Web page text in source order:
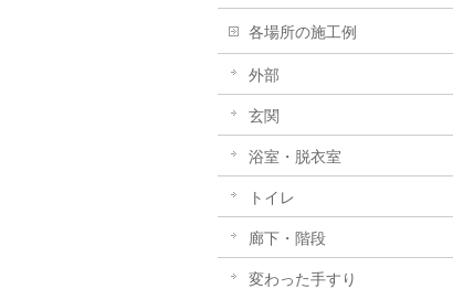
各場所の施工例
外部
玄関
浴室・脱衣室
トイレ
廊下・階段
変わった手すり